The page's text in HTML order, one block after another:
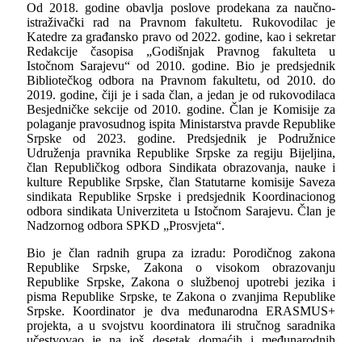
Od 2018. godine obavlja poslove prodekana za naučno-
istraživački rad na Pravnom fakultetu. Rukovodilac je
Katedre za građansko pravo od 2022. godine, kao i sekretar
Redakcije časopisa „Godišnjak Pravnog fakulteta u
Istočnom Sarajevu“ od 2010. godine. Bio je predsjednik
Bibliotečkog odbora na Pravnom fakultetu, od 2010. do
2019. godine, čiji je i sada član, a jedan je od rukovodilaca
Besjedničke sekcije od 2010. godine. Član je Komisije za
polaganje pravosudnog ispita Ministarstva pravde Republike
Srpske od 2023. godine. Predsjednik je Podružnice
Udruženja pravnika Republike Srpske za regiju Bijeljina,
član Republičkog odbora Sindikata obrazovanja, nauke i
kulture Republike Srpske, član Statutarne komisije Saveza
sindikata Republike Srpske i predsjednik Koordinacionog
odbora sindikata Univerziteta u Istočnom Sarajevu. Član je
Nadzornog odbora SPKD „Prosvjeta“.
Bio je član radnih grupa za izradu: Porodičnog zakona
Republike Srpske, Zakona o visokom obrazovanju
Republike Srpske, Zakona o službenoj upotrebi jezika i
pisma Republike Srpske, te Zakona o zvanjima Republike
Srpske. Koordinator je dva međunarodna ERASMUS+
projekta, a u svojstvu koordinatora ili stručnog saradnika